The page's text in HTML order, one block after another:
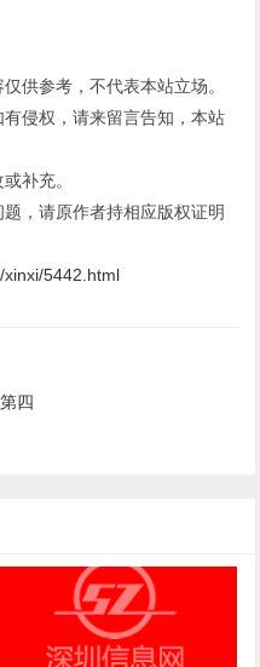
供参考，不代表本站立场。
侵权，请来留言告知，本站
补充。
，请原作者持相应版权证明
xinxi/5442.html
四